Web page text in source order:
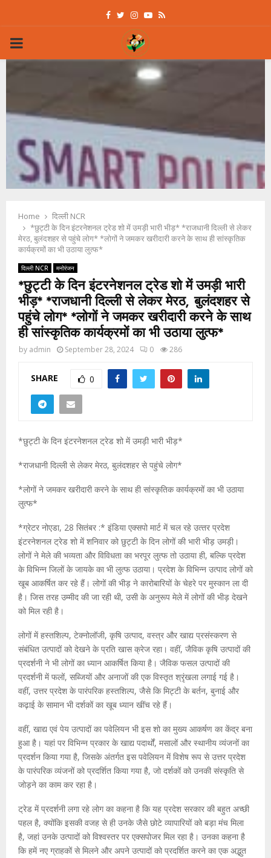
Facebook
Twitter
Instagram
Youtube
Rss
PRIMARY
Home
दिल्ली NCR
*छुट्टी के दिन इंटरनेशनल ट्रेड शो में उमड़ी भारी भीड़* *राजधानी दिल्‍ली से लेकर
मेरठ, बुलंदशहर से पहुंचे लोग* *लोगों ने जमकर खरीदारी करने के साथ ही सांस्‍कृतिक
कार्यक्रमों का भी उठाया लुत्‍फ*
दिल्ली NCR मनोरंजन
*छुट्टी के दिन इंटरनेशनल ट्रेड शो में उमड़ी भारी
भीड़* *राजधानी दिल्‍ली से लेकर मेरठ, बुलंदशहर से
पहुंचे लोग* *लोगों ने जमकर खरीदारी करने के साथ
ही सांस्‍कृतिक कार्यक्रमों का भी उठाया लुत्‍फ*
by admin September 28, 2024 0 286
SHARE 0
*छुट्टी के दिन इंटरनेशनल ट्रेड शो में उमड़ी भारी भीड़*
*राजधानी दिल्‍ली से लेकर मेरठ, बुलंदशहर से पहुंचे लोग*
*लोगों ने जमकर खरीदारी करने के साथ ही सांस्‍कृतिक कार्यक्रमों का भी उठाया
लुत्‍फ*
*ग्रेटर नोएडा, 28 सितंबर :* इंडिया एक्सपो मार्ट में चल रहे उत्‍तर प्रदेश
इंटरनेशनल ट्रेड शो में शनिवार को छुट्टी के दिन लोगों की भारी भीड़ उमड़ी।
लोगों ने मेले की भव्‍यता और विविधता का भरपूर लुत्‍फ तो उठाया ही, बल्कि प्रदेश
के विभिन्‍न जिलों के जायके का भी लुत्फ उठाया। प्रदेश के विभिन्‍न उत्‍पाद लोगों को
खूब आकर्षित कर रहे हैं। लोगों की भीड़ ने कारोबारियों के चेहरे पर मुस्‍कान ला दी
है। जिस तरह उम्‍मीद की जा रही थी, उसी के अनुरूप मेले में लोगों की भीड़ देखने
को मिल रही है।
लोगों में हस्तशिल्प, टेक्नोलॉजी, कृषि उत्पाद, वस्त्र और खाद्य प्रसंस्करण से
संबंधित उत्‍पादों को देखने के प्रति खास क्रेज रहा। वहीं, जैविक कृषि उत्पादों की
प्रदर्शनी ने भी लोगों का ध्यान आकर्षित किया है। जैविक फसल उत्पादों की
प्रदर्शनी में फलों, सब्जियों और अनाजों की एक विस्तृत श्रृंखला लगाई गई है।
वहीं, उत्तर प्रदेश के पारंपरिक हस्तशिल्प, जैसे कि मिट्टी के बर्तन, बुनाई और
कढ़ाई के सामान भी दर्शकों का खूब ध्यान खींच रहे हैं।
वहीं, खाद्य एवं पेय उत्पादों का पवेलियन भी इस शो का मुख्य आकर्षण का केंद्र बना
हुआ है। यहां पर विभिन्न प्रकार के खाद्य पदार्थों, मसालों और स्थानीय व्यंजनों का
प्रदर्शन किया गया है, जिसके अंतर्गत इस पवेलियन में विशेष रूप से उत्तर प्रदेश
के पारंपरिक व्यंजनों को प्रदर्शित किया गया है, जो दर्शकों को उनकी संस्कृति से
जोड़ने का काम कर रहा है।
ट्रेड में प्रदर्शनी लगा रहे लोग का कहना है कि यह प्रदेश सरकार की बहुत अच्‍छी
पहल है, क्‍योंकि इसकी वजह से ही उनके जैसे छोटे व्यापारियों को बड़ा मंच मिला
है, जहां उनके उत्‍पादों को विश्‍वस्‍तर पर एक्‍सपोजर मिल रहा है। उनका कहना है
कि हमें नए ग्राहकों से मिलने और अपने उत्पादों को प्रदर्शित करने का एक अद्भुत